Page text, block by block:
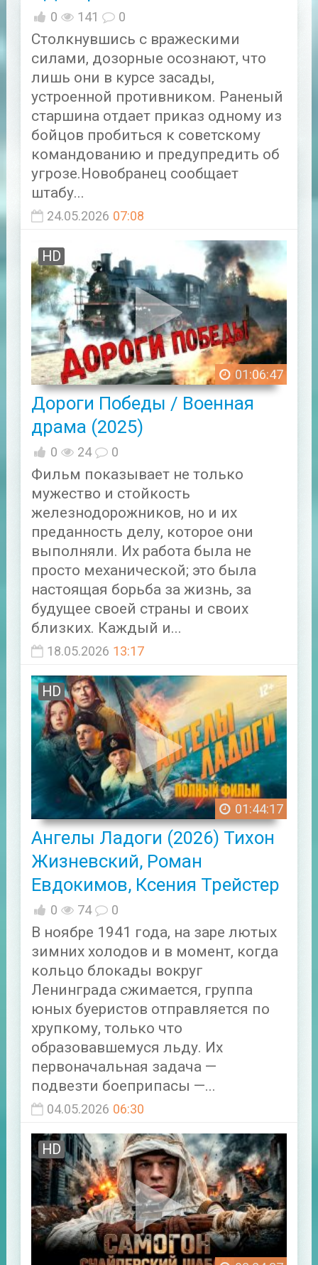
0 141 0
Столкнувшись с вражескими
силами, дозорные осознают, что
лишь они в курсе засады,
устроенной противником. Раненый
старшина отдает приказ одному из
бойцов пробиться к советскому
командованию и предупредить об
угрозе.Новобранец сообщает
штабу...
24.05.2026 07:08
01:06:47
HD
Дороги Победы / Военная
драма (2025)
0 24 0
Фильм показывает не только
мужество и стойкость
железнодорожников, но и их
преданность делу, которое они
выполняли. Их работа была не
просто механической; это была
настоящая борьба за жизнь, за
будущее своей страны и своих
близких. Каждый и...
18.05.2026 13:17
01:44:17
HD
Ангелы Ладоги (2026) Тихон
Жизневский, Роман
Евдокимов, Ксения Трейстер
0 74 0
В ноябре 1941 года, на заре лютых
зимних холодов и в момент, когда
кольцо блокады вокруг
Ленинграда сжимается, группа
юных буеристов отправляется по
хрупкому, только что
образовавшемуся льду. Их
первоначальная задача —
подвезти боеприпасы —...
04.05.2026 06:30
HD